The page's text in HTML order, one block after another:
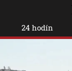
24 hodín